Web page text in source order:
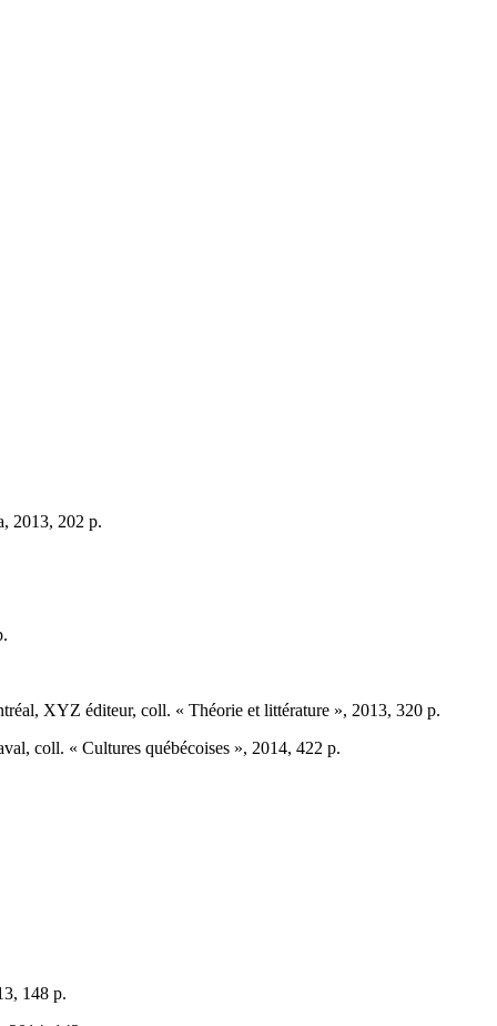
2013, 202 p.
XYZ éditeur, coll. « Théorie et littérature », 2013, 320 p.
coll. « Cultures québécoises », 2014, 422 p.
148 p.